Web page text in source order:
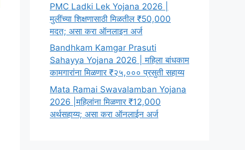
PMC Ladki Lek Yojana 2026 |
मुलींच्या शिक्षणासाठी मिळतील ₹50,000
मदत; असा करा ऑनलाइन अर्ज
Bandhkam Kamgar Prasuti
Sahayya Yojana 2026 | महिला बांधकाम
कामगारांना मिळणार ₹२५,००० प्रसुती सहाय्य
Mata Ramai Swavalamban Yojana
2026 |महिलांना मिळणार ₹12,000
अर्थसहाय्य; असा करा ऑनलाईन अर्ज